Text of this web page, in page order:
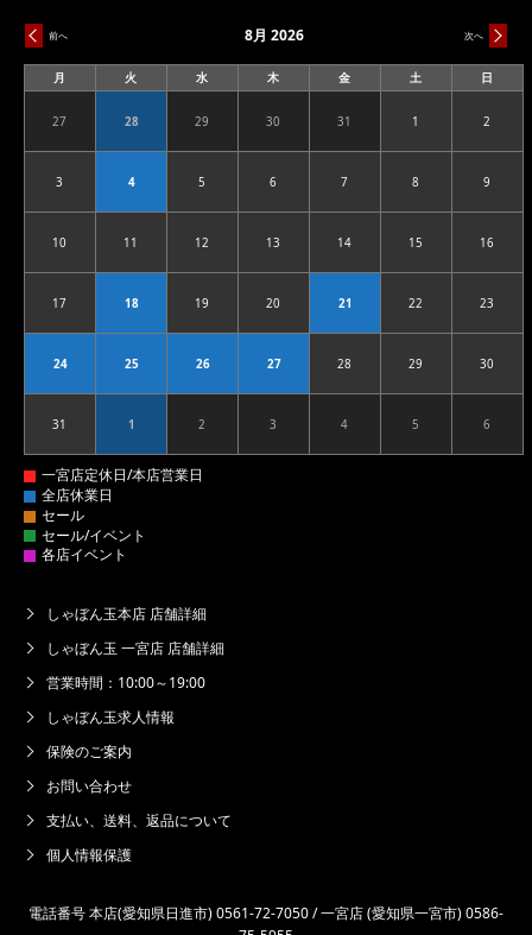
前へ 次へ
8月 2026
月
曜
火
曜
水
曜
木
曜
金
曜
土
曜
日
曜
272026.07.27 282026.07.28 292026.07.29 302026.07.30 312026.07.31 12026.08.01 2
32026.08.03 42026.08.04 52026.08.05 62026.08.06 72026.08.07 82026.08.08 9
102026.08.10 112026.08.11 122026.08.12 132026.08.13 142026.08.14 152026.08.15 16
172026.08.17 182026.08.18 192026.08.19 202026.08.20 212026.08.21 222026.08.22 23
242026.08.24 252026.08.25 262026.08.26 272026.08.27 282026.08.28 292026.08.29 30
312026.08.31 12026.09.01 22026.09.02 32026.09.03 42026.09.04 52026.09.05 6
しゃぼん玉本店 店舗詳細
しゃぼん玉 一宮店 店舗詳細
営業時間：10:00～19:00
しゃぼん玉求人情報
保険のご案内
お問い合わせ
支払い、送料、返品について
個人情報保護
電話番号 本店(愛知県日進市) 0561-72-7050 / 一宮店 (愛知県一宮市) 0586-